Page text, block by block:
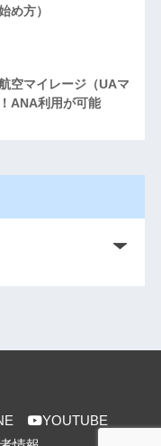
め方）
空マイレージ（UAマ
ANA利用が可能
YOUTUBE